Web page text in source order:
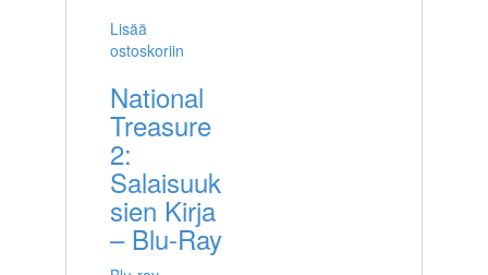
Lisää
ostoskoriin
National
Treasure
2:
Salaisuuk
sien Kirja
– Blu-Ray